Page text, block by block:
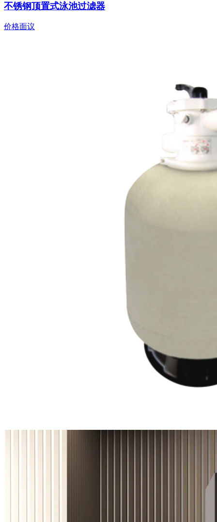
不锈钢顶置式泳池过滤器
价格面议